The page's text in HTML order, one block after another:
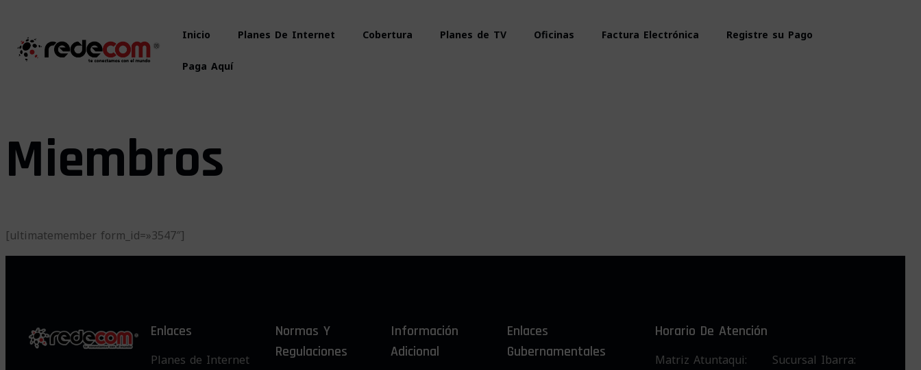
Inicio Planes De Internet Cobertura Planes de TV Oficinas Factura Electrónica Registre su Pago
Paga Aquí
Miembros
[ultimatemember form_id=»3547″]
Enlaces
Planes de Internet
Normas Y
Regulaciones
Información
Adicional
Enlaces
Gubernamentales
Horario De Atención
Matriz Atuntaqui:
Sucursal Ibarra: